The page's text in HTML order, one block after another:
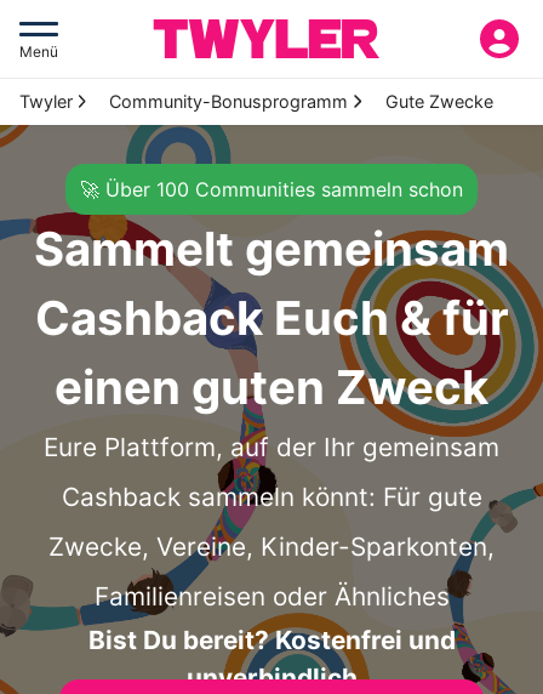
Menü
Twyler Community-Bonusprogramm Gute Zwecke
🚀 Über 100 Communities sammeln schon
Sammelt gemeinsam
Cashback Euch & für
einen guten Zweck
Eure Plattform, auf der Ihr gemeinsam
Cashback sammeln könnt: Für gute
Zwecke, Vereine, Kinder-Sparkonten,
Familienreisen oder Ähnliches
Bist Du bereit? Kostenfrei und
unverbindlich